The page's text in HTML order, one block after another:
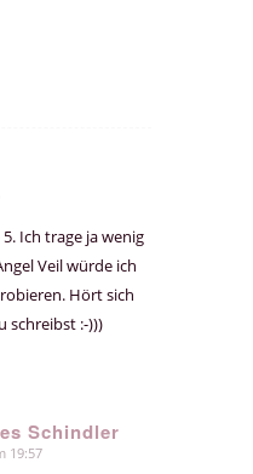
Ich trage ja wenig
Veil würde ich
Hört sich
schreibst :-)))
Schindler
19:57